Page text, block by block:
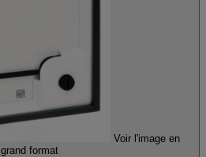
Voir l'image en
grand format